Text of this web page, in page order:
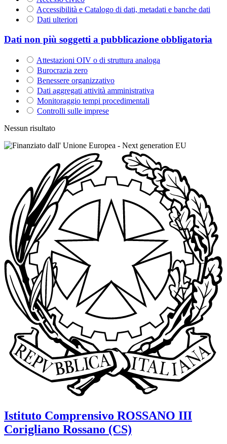
Accessibilità e Catalogo di dati, metadati e banche dati
Dati ulteriori
Dati non più soggetti a pubblicazione obbligatoria
Attestazioni OIV o di struttura analoga
Burocrazia zero
Benessere organizzativo
Dati aggregati attività amministrativa
Monitoraggio tempi procedimentali
Controlli sulle imprese
Nessun risultato
Istituto Comprensivo ROSSANO III
Corigliano Rossano (CS)